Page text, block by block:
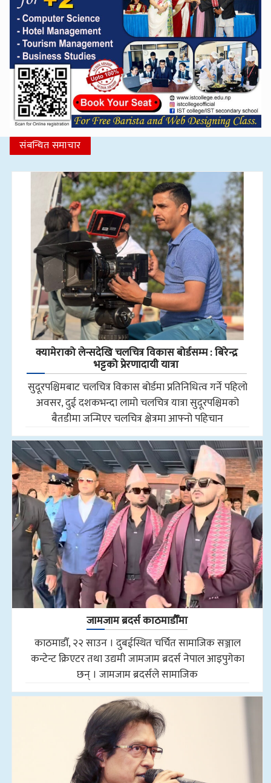
संबन्धित समाचार
क्यामेराको लेन्सदेखि चलचित्र विकास बोर्डसम्म : बिरेन्द्र
भट्टको प्रेरणादायी यात्रा
सुदूरपश्चिमबाट चलचित्र विकास बोर्डमा प्रतिनिधित्व गर्ने पहिलो
अवसर, दुई दशकभन्दा लामो चलचित्र यात्रा सुदूरपश्चिमको
बैतडीमा जन्मिएर चलचित्र क्षेत्रमा आफ्नो पहिचान
जामजाम ब्रदर्स काठमाडौँमा
काठमाडौँ, २२ साउन । दुबईस्थित चर्चित सामाजिक सञ्जाल
कन्टेन्ट क्रिएटर तथा उद्यमी जामजाम ब्रदर्स नेपाल आइपुगेका
छन् । जामजाम ब्रदर्सले सामाजिक